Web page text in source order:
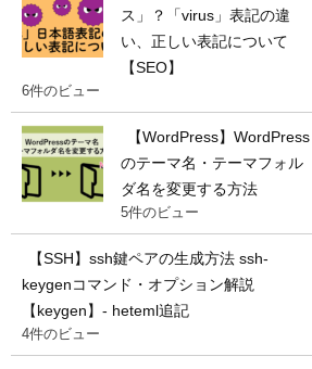
ス」？「virus」表記の違
い、正しい表記について
【SEO】
6件のビュー
【WordPress】WordPress
のテーマ名・テーマフォル
ダ名を変更する方法
5件のビュー
【SSH】ssh鍵ペアの生成方法 ssh-
keygenコマンド・オプション解説
【keygen】- heteml追記
4件のビュー